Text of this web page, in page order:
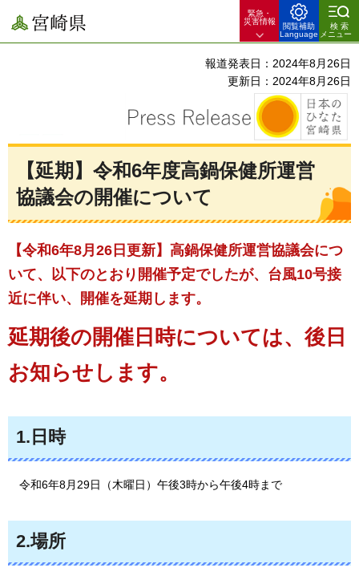
宮崎県
緊急・
災害情報
閲覧補助
Language
検索
メニュー
報道発表日：2024年8月26日
更新日：2024年8月26日
【延期】令和6年度高鍋保健所運営
協議会の開催について
【令和6年8月26日更新】高鍋保健所運営協議会につ
いて、以下のとおり開催予定でしたが、台風10号接
近に伴い、開催を延期します。
延期後の開催日時については、後日
お知らせします。
1.日時
令和6年8月29日（木曜日）午後3時から午後4時まで
2.場所